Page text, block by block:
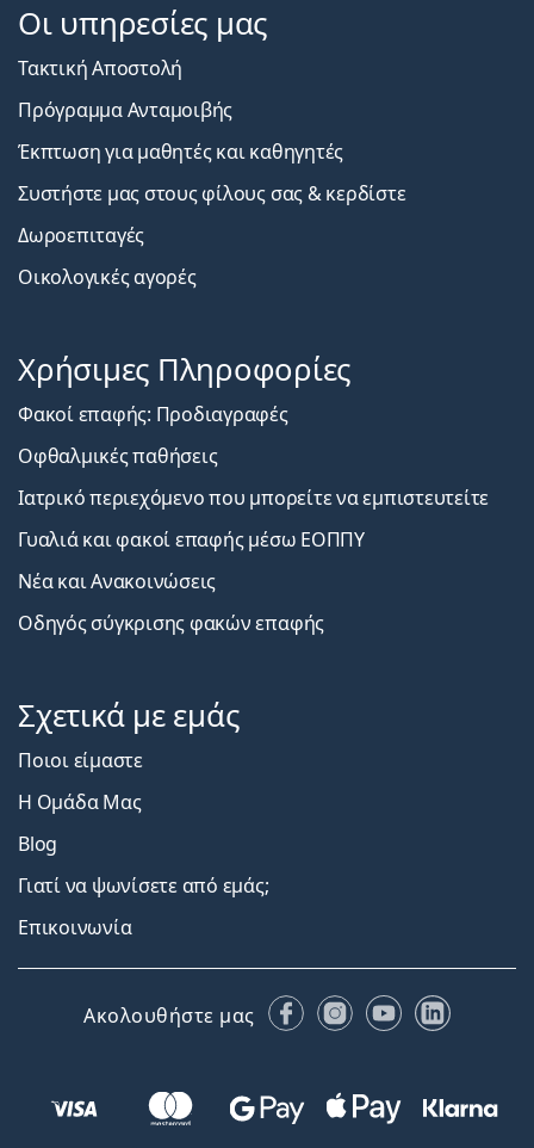
Οι υπηρεσίες μας
Τακτική Αποστολή
Πρόγραμμα Ανταμοιβής
Έκπτωση για μαθητές και καθηγητές
Συστήστε μας στους φίλους σας & κερδίστε
Δωροεπιταγές
Οικολογικές αγορές
Χρήσιμες Πληροφορίες
Φακοί επαφής: Προδιαγραφές
Οφθαλμικές παθήσεις
Ιατρικό περιεχόμενο που μπορείτε να εμπιστευτείτε
Γυαλιά και φακοί επαφής μέσω ΕΟΠΠΥ
Νέα και Ανακοινώσεις
Οδηγός σύγκρισης φακών επαφής
Σχετικά με εμάς
Ποιοι είμαστε
Η Ομάδα Μας
Blog
Γιατί να ψωνίσετε από εμάς;
Επικοινωνία
Ακολουθήστε μας FacebookInstagram
YouTubeLinkedIn